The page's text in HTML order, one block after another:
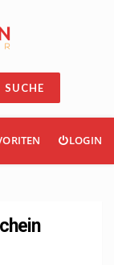
SUCHE
LOGIN